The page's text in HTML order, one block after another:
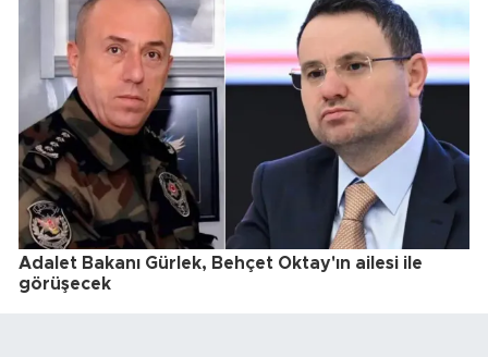
Adalet Bakanı Gürlek, Behçet Oktay'ın ailesi ile
görüşecek